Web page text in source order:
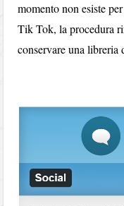
momento non esiste
Tik Tok, la procedura
conservare una libreria